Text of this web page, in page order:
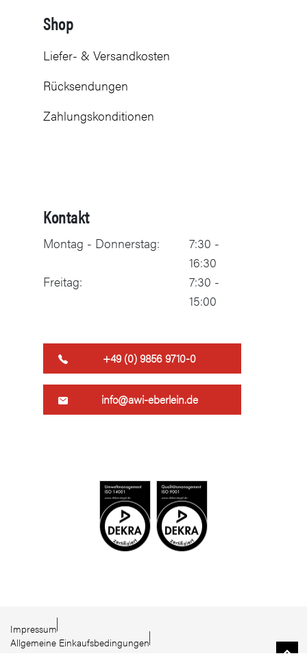
Shop
Liefer- & Versandkosten
Rücksendungen
Zahlungskonditionen
Kontakt
Montag - Donnerstag:
7:30 -
16:30
Freitag:
7:30 -
15:00
+49 (0) 9856 9710-0
info@awi-eberlein.de
Impressum
Allgemeine Einkaufsbedingungen